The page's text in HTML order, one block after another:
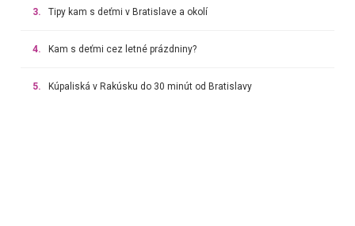
3. Tipy kam s deťmi v Bratislave a okolí
4. Kam s deťmi cez letné prázdniny?
5. Kúpaliská v Rakúsku do 30 minút od Bratislavy